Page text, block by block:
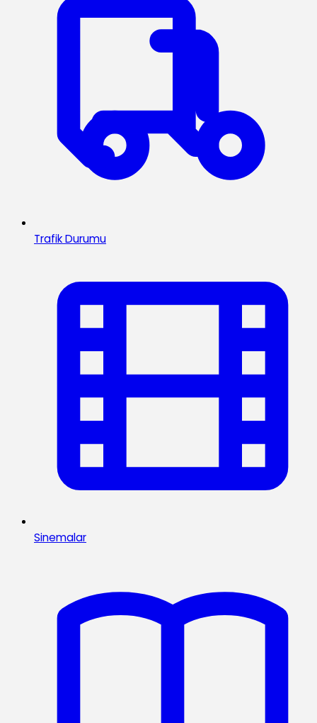
Trafik Durumu
Sinemalar